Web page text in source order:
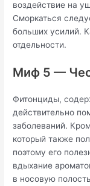
воздействие на
Сморкаться
больших усилий.
отдельности.
Миф 5 —
Фитонциды,
действительно
заболеваний.
который также
поэтому его
вдыхание
в носовую